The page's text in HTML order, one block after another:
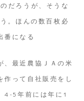
だろうが、そうな
。ほんの数百枚必
番になる
、最近農協ＪＡの米
作って自社販売をし
4-5年前には年に1